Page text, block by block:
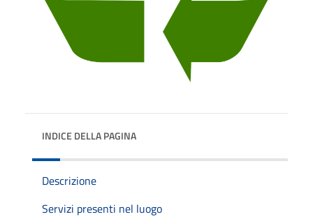
INDICE DELLA PAGINA
Descrizione
Servizi presenti nel luogo